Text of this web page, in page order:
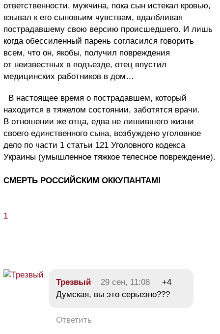
ответственности, мужчина, пока сын истекал кровью,
взывал к его сыновьим чувствам, вдалбливая
пострадавшему свою версию происшедшего. И лишь
когда обессиленный парень согласился говорить
всем, что он, якобы, получил повреждения
от неизвестных в подъезде, отец впустил
медицинских работников в дом…
В настоящее время о пострадавшем, который
находится в тяжелом состоянии, заботятся врачи.
В отношении же отца, едва не лишившего жизни
своего единственного сына, возбуждено уголовное
дело по части 1 статьи 121 Уголовного кодекса
Украины (умышленное тяжкое телесное повреждение).
СМЕРТЬ РОССИЙСКИМ ОККУПАНТАМ!
1
Трезвый 29 сен, 11:08
+4
Думская, вы это серьезно???
Ответить